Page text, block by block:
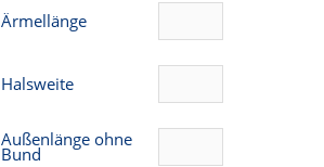
Ärmellänge
Halsweite
Außenlänge ohne
Bund